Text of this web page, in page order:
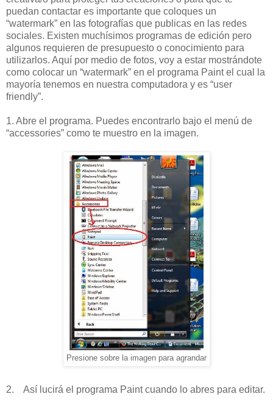
puedan contactar es importante que coloques un
“watermark” en las fotografías que publicas en las redes
sociales. Existen muchísimos programas de edición pero
algunos requieren de presupuesto o conocimiento para
utilizarlos. Aquí por medio de fotos, voy a estar mostrándote
como colocar un “watermark” en el programa Paint el cual la
mayoría tenemos en nuestra computadora y es “user
friendly”.
1. Abre el programa. Puedes encontrarlo bajo el menú de
“accessories” como te muestro en la imagen.
Presione sobre la imagen para agrandar
2. Así lucirá el programa Paint cuando lo abres para editar.